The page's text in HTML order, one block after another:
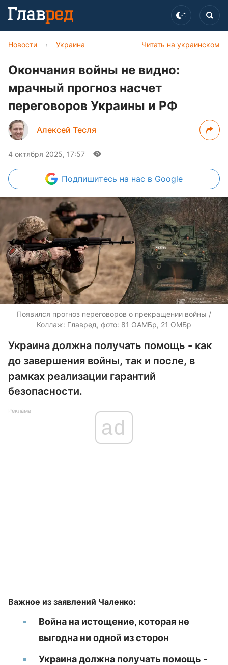
Читать на украинском
Новости › Украина
Окончания войны не видно:
мрачный прогноз насчет
переговоров Украины и РФ
Алексей Тесля
4 октября 2025, 17:57
Подпишитесь на нас в Google
Появился прогноз переговоров о прекращении войны /
Коллаж: Главред, фото: 81 ОАМБр, 21 ОМБр
Украина должна получать помощь - как
до завершения войны, так и после, в
рамках реализации гарантий
безопасности.
Реклама
ad
Важное из заявлений Чаленко:
Война на истощение, которая не
выгодна ни одной из сторон
Украина должна получать помощь -